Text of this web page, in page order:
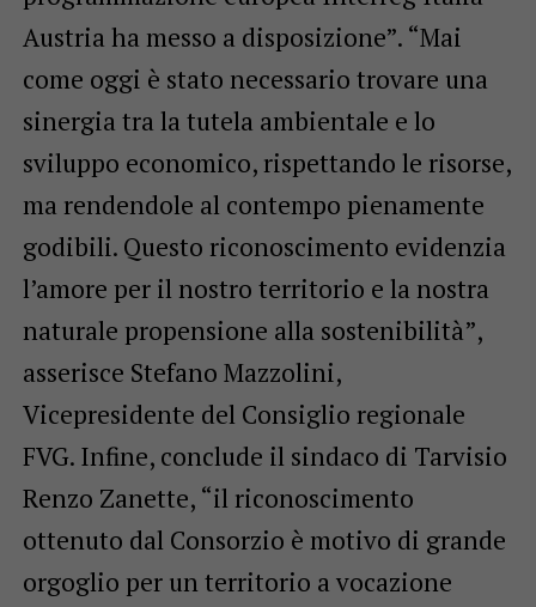
Austria ha messo a disposizione”. “Mai
come oggi è stato necessario trovare una
sinergia tra la tutela ambientale e lo
sviluppo economico, rispettando le risorse,
ma rendendole al contempo pienamente
godibili. Questo riconoscimento evidenzia
l’amore per il nostro territorio e la nostra
naturale propensione alla sostenibilità”,
asserisce Stefano Mazzolini,
Vicepresidente del Consiglio regionale
FVG. Infine, conclude il sindaco di Tarvisio
Renzo Zanette, “il riconoscimento
ottenuto dal Consorzio è motivo di grande
orgoglio per un territorio a vocazione